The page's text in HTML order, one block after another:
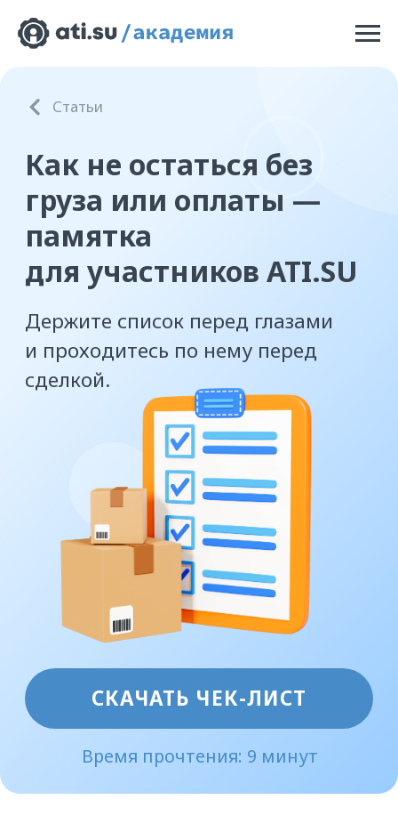
Время прочтения: 9 минут
Как не остаться без
памятка
для участников ATI.SU
Держите список перед глазами
и проходитесь по нему перед
сделкой.
СКАЧАТЬ ЧЕК-ЛИСТ